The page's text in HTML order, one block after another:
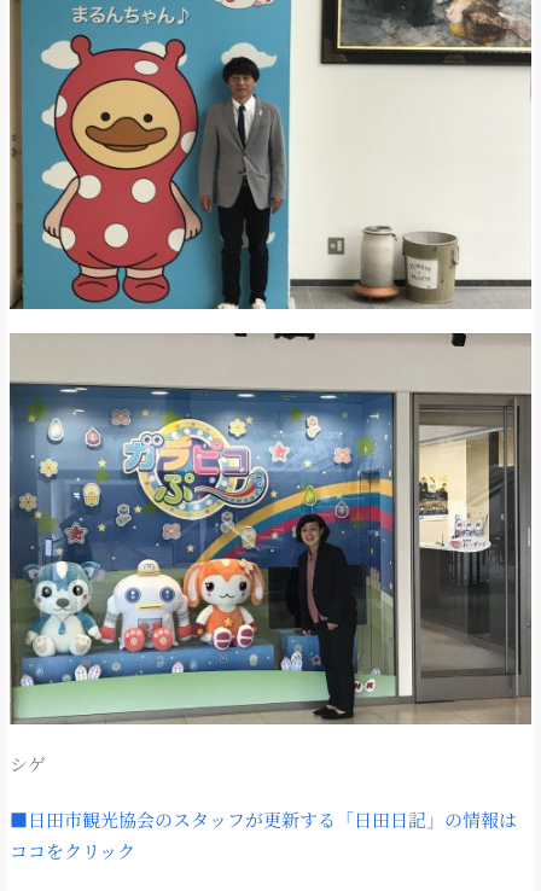
シゲ
■日田市観光協会のスタッフが更新する「日田日記」の情報は
ココをクリック